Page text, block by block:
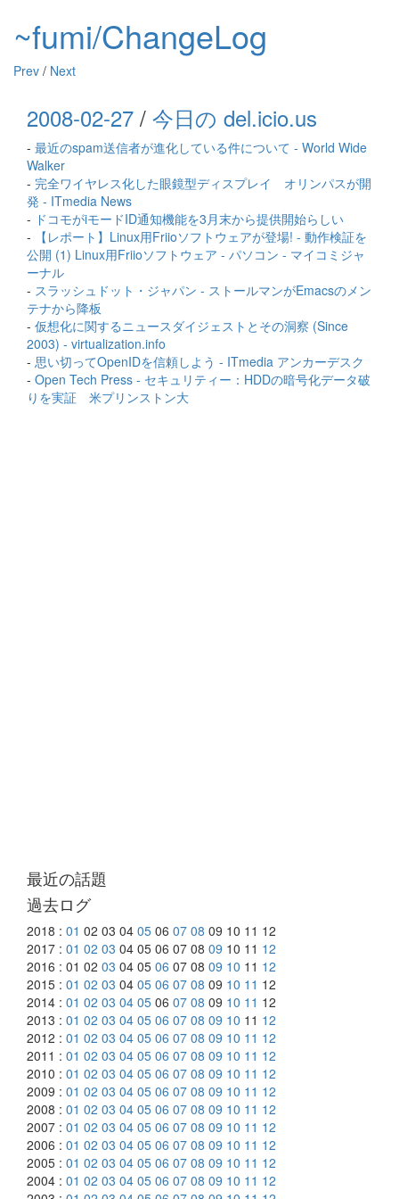
~fumi/ChangeLog
Prev / Next
2008-02-27 / 今日の del.icio.us
- 最近のspam送信者が進化している件について - World Wide
Walker
- 完全ワイヤレス化した眼鏡型ディスプレイ オリンパスが開
発 - ITmedia News
- ドコモがiモードID通知機能を3月末から提供開始らしい
-
【レポート】Linux用Friioソフトウェアが登場! - 動作検証を
公開 (1) Linux用Friioソフトウェア - パソコン - マイコミジャ
ーナル
- スラッシュドット・ジャパン - ストールマンがEmacsのメン
テナから降板
- 仮想化に関するニュースダイジェストとその洞察 (Since
2003) - virtualization.info
- 思い切ってOpenIDを信頼しよう - ITmedia アンカーデスク
- Open Tech Press - セキュリティー：HDDの暗号化データ破
りを実証 米プリンストン大
最近の話題
過去ログ
2018 : 01 02 03 04 05 06 07 08 09 10 11 12
2017 : 01 02 03 04 05 06 07 08 09 10 11 12
2016 : 01 02 03 04 05 06 07 08 09 10 11 12
2015 : 01 02 03 04 05 06 07 08 09 10 11 12
2014 : 01 02 03 04 05 06 07 08 09 10 11 12
2013 : 01 02 03 04 05 06 07 08 09 10 11 12
2012 : 01 02 03 04 05 06 07 08 09 10 11 12
2011 : 01 02 03 04 05 06 07 08 09 10 11 12
2010 : 01 02 03 04 05 06 07 08 09 10 11 12
2009 : 01 02 03 04 05 06 07 08 09 10 11 12
2008 : 01 02 03 04 05 06 07 08 09 10 11 12
2007 : 01 02 03 04 05 06 07 08 09 10 11 12
2006 : 01 02 03 04 05 06 07 08 09 10 11 12
2005 : 01 02 03 04 05 06 07 08 09 10 11 12
2004 : 01 02 03 04 05 06 07 08 09 10 11 12